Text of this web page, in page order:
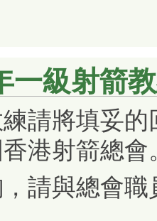
一級射箭
請將填妥的
港射箭總會
請與總會職